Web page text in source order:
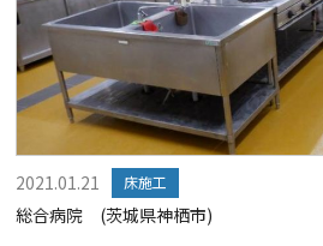
2021.01.21 床施工
総合病院 (茨城県神栖市)